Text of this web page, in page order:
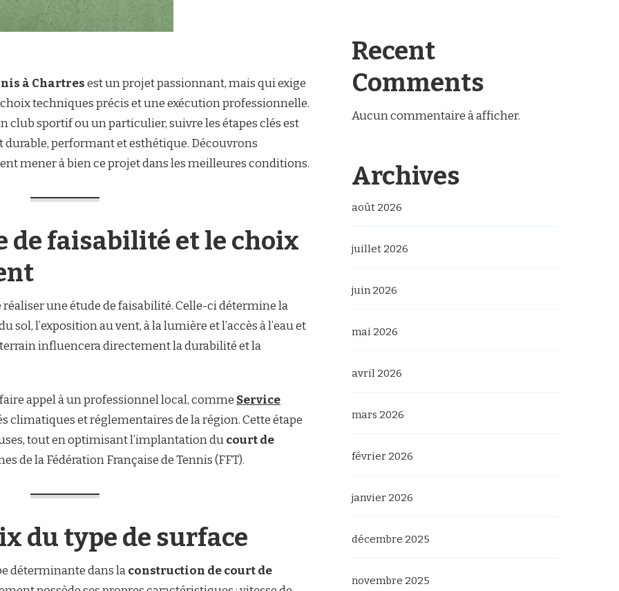
à Chartresest un projet passionnant, mais qui exige
techniques précis et une exécution professionnelle.
club sportif ou un particulier, suivre les étapes clés est
performant et esthétique. Découvrons
mener à bien ce projet dans les meilleures conditions.
de faisabilité et le choix
une étude de faisabilité. Celle-ci détermine la
l’exposition au vent, à la lumière et l’accès à l’eau et
influencera directement la durabilité et la
appel à un professionnel local, comme Service
climatiques et réglementaires de la région. Cette étape
tout en optimisant l’implantation ducourt de
de la Fédération Française de Tennis (FFT).
du type de surface
déterminante dans laconstruction de court de
Recent
Comments
Aucun commentaire à afficher.
Archives
août 2026
juillet 2026
juin 2026
mai 2026
avril 2026
mars 2026
février 2026
janvier 2026
décembre 2025
novembre 2025